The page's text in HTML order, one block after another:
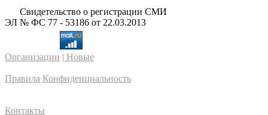
Свидетельство о регистрации СМИ
ЭЛ № ФС 77 - 53186 от 22.03.2013
Организации | Новые
Правила Конфиденциальность
Контакты